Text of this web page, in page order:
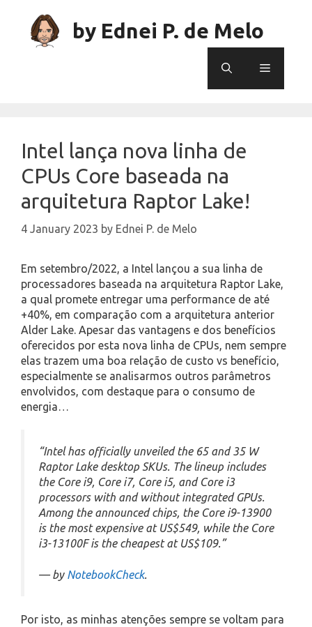
content
by Ednei P. de Melo
Menu
Intel lança nova linha de
CPUs Core baseada na
arquitetura Raptor Lake!
4 January 2023 by Ednei P. de Melo
Em setembro/2022, a Intel lançou a sua linha de
processadores baseada na arquitetura Raptor Lake,
a qual promete entregar uma performance de até
+40%, em comparação com a arquitetura anterior
Alder Lake. Apesar das vantagens e dos benefícios
oferecidos por esta nova linha de CPUs, nem sempre
elas trazem uma boa relação de custo vs benefício,
especialmente se analisarmos outros parâmetros
envolvidos, com destaque para o consumo de
energia…
“Intel has officially unveiled the 65 and 35 W
Raptor Lake desktop SKUs. The lineup includes
the Core i9, Core i7, Core i5, and Core i3
processors with and without integrated GPUs.
Among the announced chips, the Core i9-13900
is the most expensive at US$549, while the Core
i3-13100F is the cheapest at US$109.”
— by NotebookCheck.
Por isto, as minhas atenções sempre se voltam para